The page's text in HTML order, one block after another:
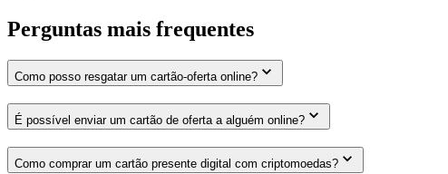
Perguntas mais frequentes
Como posso resgatar um cartão-oferta online?
É possível enviar um cartão de oferta a alguém online?
Como comprar um cartão presente digital com criptomoedas?